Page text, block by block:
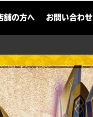
舗の方へ お問い合わせ